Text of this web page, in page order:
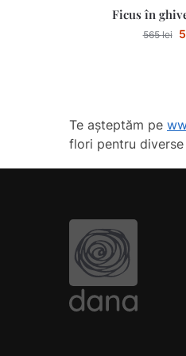
Ficus în
565lei
Te așteptăm pe
flori pentru